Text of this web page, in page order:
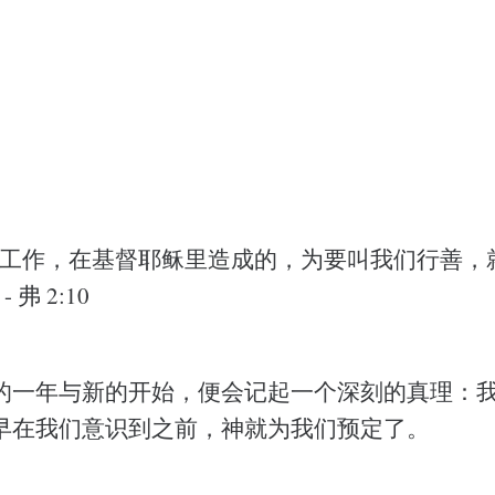
作，在基督耶稣里造成的，为要叫我们行善
弗 2:10
一年与新的开始，便会记起一个深刻的真理：
我们意识到之前，神就为我们预定了。